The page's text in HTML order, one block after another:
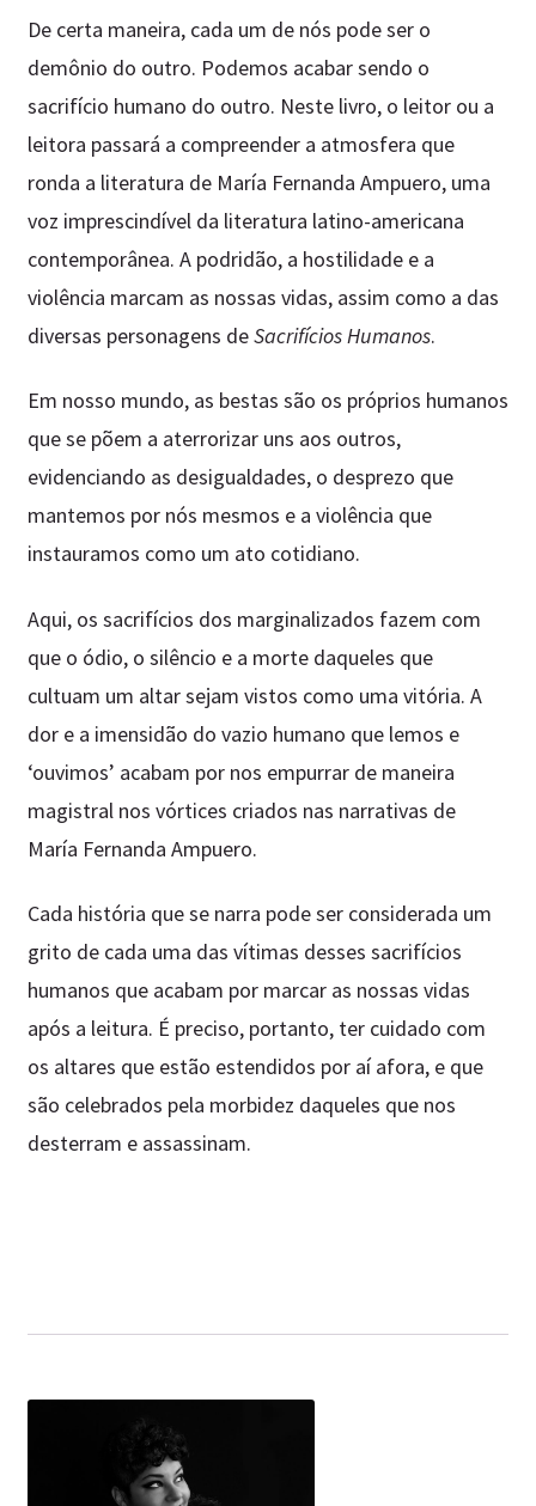
De certa maneira, cada um de nós pode ser o
demônio do outro. Podemos acabar sendo o
sacrifício humano do outro. Neste livro, o leitor ou a
leitora passará a compreender a atmosfera que
ronda a literatura de María Fernanda Ampuero, uma
voz imprescindível da literatura latino-americana
contemporânea. A podridão, a hostilidade e a
violência marcam as nossas vidas, assim como a das
diversas personagens deSacrifícios Humanos.
Em nosso mundo, as bestas são os próprios humanos
que se põem a aterrorizar uns aos outros,
evidenciando as desigualdades, o desprezo que
mantemos por nós mesmos e a violência que
instauramos como um ato cotidiano.
Aqui, os sacrifícios dos marginalizados fazem com
que o ódio, o silêncio e a morte daqueles que
cultuam um altar sejam vistos como uma vitória. A
dor e a imensidão do vazio humano que lemos e
‘ouvimos’ acabam por nos empurrar de maneira
magistral nos vórtices criados nas narrativas de
María Fernanda Ampuero.
Cada história que se narra pode ser considerada um
grito de cada uma das vítimas desses sacrifícios
humanos que acabam por marcar as nossas vidas
após a leitura. É preciso, portanto, ter cuidado com
os altares que estão estendidos por aí afora, e que
são celebrados pela morbidez daqueles que nos
desterram e assassinam.